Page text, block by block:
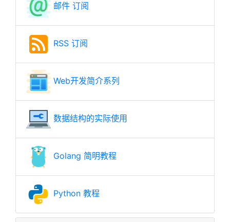
邮件 订阅
RSS 订阅
Web开发简介系列
数据结构的实际使用
Golang 简明教程
Python 教程